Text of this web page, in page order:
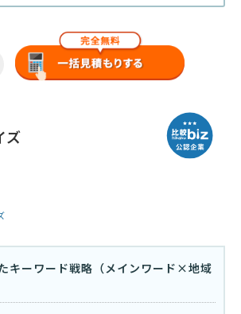
ズ
キーワード戦略（メインワード×地域